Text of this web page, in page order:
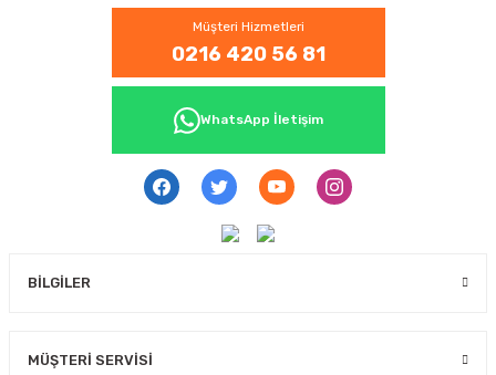
Müşteri Hizmetleri
0216 420 56 81
WhatsApp İletişim
BİLGİLER
MÜŞTERİ SERVİSİ